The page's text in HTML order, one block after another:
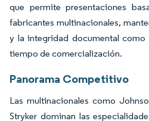
que permite presentaciones
fabricantes multinacionales,
y la integridad documental como
tiempo de comercialización.
Panorama Competitivo
Las multinacionales como
Stryker dominan las